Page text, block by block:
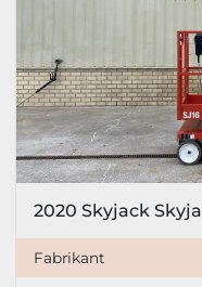
Fabrikant